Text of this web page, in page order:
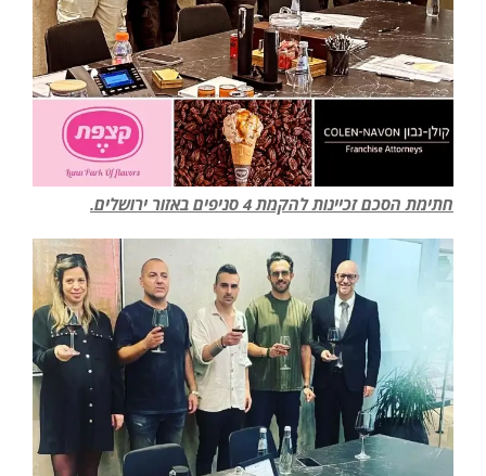
חתימת הסכם זכיינות להקמת 4 סניפים באזור ירושלים.